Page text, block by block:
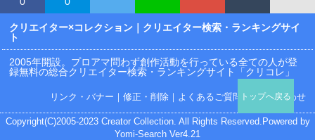
クリエイター×コレクション ｜クリエイター検索・ランキングサイ
ト
2005年開設。プロアマ問わず創作活動を行っている全ての人が登
録無料の総合クリエイター検索・ランキングサイト「クリコレ」
リンク・バナー ｜ 修正・削除 ｜ よくあるご質問 ｜お問い合わせ
Copyright(C)2005-2023 Creator Collection. All Rights Reserved.Powered by
Yomi-Search Ver4.21
トップへ戻る